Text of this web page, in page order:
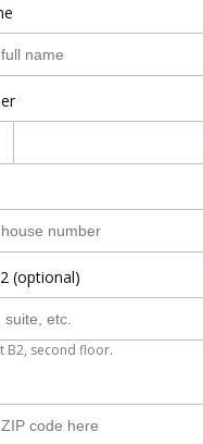
(optional)
B2, second floor.